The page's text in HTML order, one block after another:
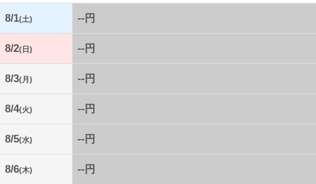
8/1(土) --円
8/2(日) --円
8/3(月) --円
8/4(火) --円
8/5(水) --円
8/6(木) --円